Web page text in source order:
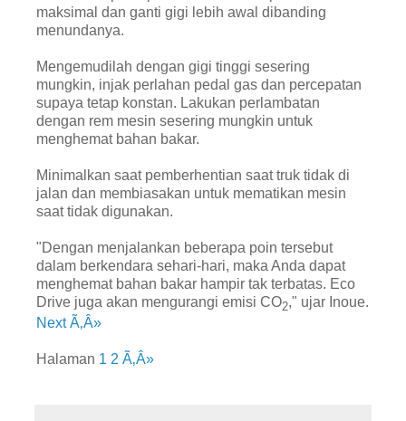
maksimal dan ganti gigi lebih awal dibanding
menundanya.
Mengemudilah dengan gigi tinggi sesering
mungkin, injak perlahan pedal gas dan percepatan
supaya tetap konstan. Lakukan perlambatan
dengan rem mesin sesering mungkin untuk
menghemat bahan bakar.
Minimalkan saat pemberhentian saat truk tidak di
jalan dan membiasakan untuk mematikan mesin
saat tidak digunakan.
"Dengan menjalankan beberapa poin tersebut
dalam berkendara sehari-hari, maka Anda dapat
menghemat bahan bakar hampir tak terbatas. Eco
Drive juga akan mengurangi emisi CO2," ujar Inoue.
Next Ã‚Â»
Halaman 1 2 Ã‚Â»